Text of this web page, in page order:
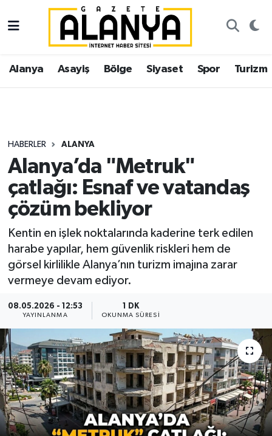
Alanya Asayiş Bölge Siyaset Spor Turizm
HABERLER ALANYA
Alanya’da "Metruk"
çatlağı: Esnaf ve vatandaş
çözüm bekliyor
Kentin en işlek noktalarında kaderine terk edilen
harabe yapılar, hem güvenlik riskleri hem de
görsel kirlilikle Alanya’nın turizm imajına zarar
vermeye devam ediyor.
08.05.2026 - 12:53
YAYINLANMA
1 DK
OKUNMA SÜRESI
Alanya
Asayiş
Siyaset
Spor
Turizm
Ekonomi
Gazipaşa
İstanbul Nöbetçi Eczaneler
İstanbul Hava Durumu
Süper Lig Puan Durumu ve Fikstür
Tüm Manşetler
Son Dakika Haberleri
Haber Arşivi